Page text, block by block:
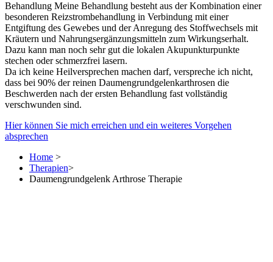
Behandlung Meine Behandlung besteht aus der Kombination einer
besonderen Reizstrombehandlung in Verbindung mit einer
Entgiftung des Gewebes und der Anregung des Stoffwechsels mit
Kräutern und Nahrungsergänzungsmitteln zum Wirkungserhalt.
Dazu kann man noch sehr gut die lokalen Akupunkturpunkte
stechen oder schmerzfrei lasern.
Da ich keine Heilversprechen machen darf, verspreche ich nicht,
dass bei 90% der reinen Daumengrundgelenkarthrosen die
Beschwerden nach der ersten Behandlung fast vollständig
verschwunden sind.
Hier können Sie mich erreichen und ein weiteres Vorgehen
absprechen
Home >
Therapien>
Daumengrundgelenk Arthrose Therapie